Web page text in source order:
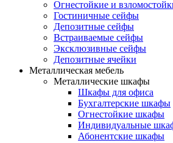
Огнестойкие и
Гостиничные сейфы
Депозитные сейфы
Встраиваемые сейфы
Эксклюзивные сейфы
Депозитные ячейки
Металлическая мебель
Металлические шкафы
Шкафы для офиса
Бухгалтерские шкафы
Огнестойкие шкафы
Индивидуальные
Абонентские шкафы